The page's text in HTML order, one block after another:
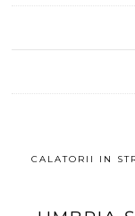
CALATORII IN